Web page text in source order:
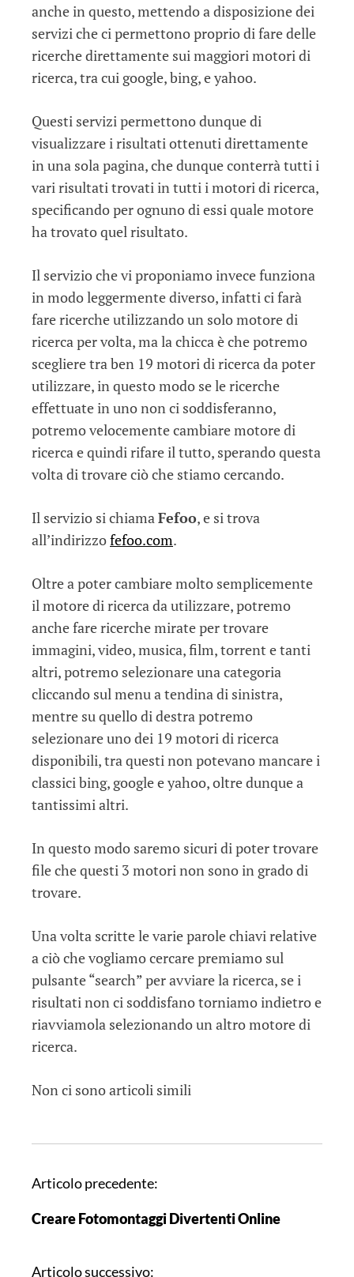
anche in questo, mettendo a disposizione dei
servizi che ci permettono proprio di fare delle
ricerche direttamente sui maggiori motori di
ricerca, tra cui google, bing, e yahoo.
Questi servizi permettono dunque di
visualizzare i risultati ottenuti direttamente
in una sola pagina, che dunque conterrà tutti i
vari risultati trovati in tutti i motori di ricerca,
specificando per ognuno di essi quale motore
ha trovato quel risultato.
Il servizio che vi proponiamo invece funziona
in modo leggermente diverso, infatti ci farà
fare ricerche utilizzando un solo motore di
ricerca per volta, ma la chicca è che potremo
scegliere tra ben 19 motori di ricerca da poter
utilizzare, in questo modo se le ricerche
effettuate in uno non ci soddisferanno,
potremo velocemente cambiare motore di
ricerca e quindi rifare il tutto, sperando questa
volta di trovare ciò che stiamo cercando.
Il servizio si chiamaFefoo, e si trova
all’indirizzofefoo.com.
Oltre a poter cambiare molto semplicemente
il motore di ricerca da utilizzare, potremo
anche fare ricerche mirate per trovare
immagini, video, musica, film, torrent e tanti
altri, potremo selezionare una categoria
cliccando sul menu a tendina di sinistra,
mentre su quello di destra potremo
selezionare uno dei 19 motori di ricerca
disponibili, tra questi non potevano mancare i
classici bing, google e yahoo, oltre dunque a
tantissimi altri.
In questo modo saremo sicuri di poter trovare
file che questi 3 motori non sono in grado di
trovare.
Una volta scritte le varie parole chiavi relative
a ciò che vogliamo cercare premiamo sul
pulsante “search” per avviare la ricerca, se i
risultati non ci soddisfano torniamo indietro e
riavviamola selezionando un altro motore di
ricerca.
Non ci sono articoli simili
N
v
g
Articolo precedente:
Creare Fotomontaggi Divertenti Online
Articolo successivo: